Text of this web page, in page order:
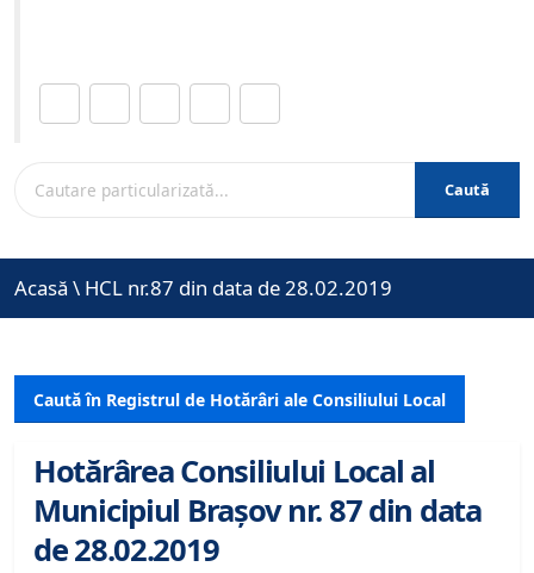
Caută
Acasă \ HCL nr.87 din data de 28.02.2019
Caută în Registrul de Hotărâri ale Consiliului Local
Hotărârea Consiliului Local al
Municipiul Brașov nr. 87 din data
de 28.02.2019